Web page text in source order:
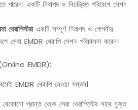
পারেন। একটি নিরাপদ ও নিয়ন্ত্রিত পরিবেশে সেশন
থেরাপিস্টরাএকটি সম্পূর্ণ নিরাপদ ও গোপনীয়
সেরা EMDR থেরাপি সেশন পরিচালনা করেন।
(Online EMDR):
EMDR থেরাপি নেওয়া সম্ভব।
যেকোনো প্রান্ত থেকে সেরা থেরাপিস্টের সাথে যুক্ত